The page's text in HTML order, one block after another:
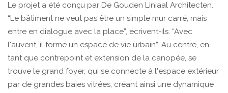
Le projet a été conçu par De Gouden Liniaal Architecten.
“Le bâtiment ne veut pas être un simple mur carré, mais
entre en dialogue avec la place”, écrivent-ils. “Avec
l'auvent, il forme un espace de vie urbain”. Au centre, en
tant que contrepoint et extension de la canopée, se
trouve le grand foyer, qui se connecte à l'espace extérieur
par de grandes baies vitrées, créant ainsi une dynamique